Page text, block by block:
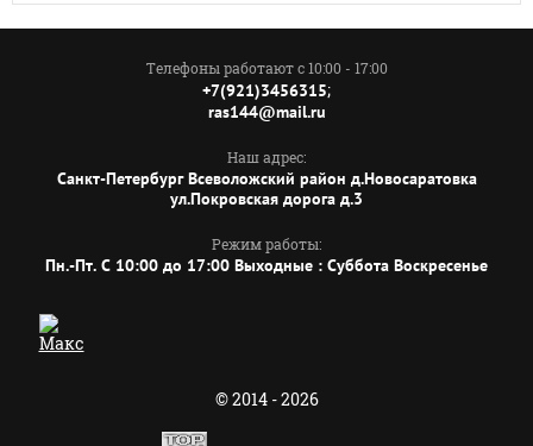
Телефоны работают с 10:00 - 17:00
+7(921)3456315;
ras144@mail.ru
Наш адрес:
Санкт-Петербург Всеволожский район д.Новосаратовка
ул.Покровская дорога д.3
Режим работы:
Пн.-Пт. C 10:00 до 17:00 Выходные : Суббота Воскресенье
© 2014 - 2026